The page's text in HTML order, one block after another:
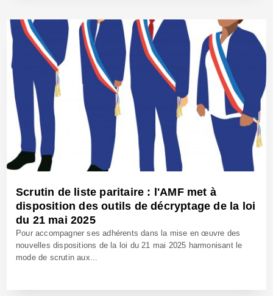
26 Juin 2025 - Réf: BW42688
Scrutin de liste paritaire : l'AMF met à
disposition des outils de décryptage de la loi
du 21 mai 2025
Pour accompagner ses adhérents dans la mise en œuvre des
nouvelles dispositions de la loi du 21 mai 2025 harmonisant le
mode de scrutin aux...